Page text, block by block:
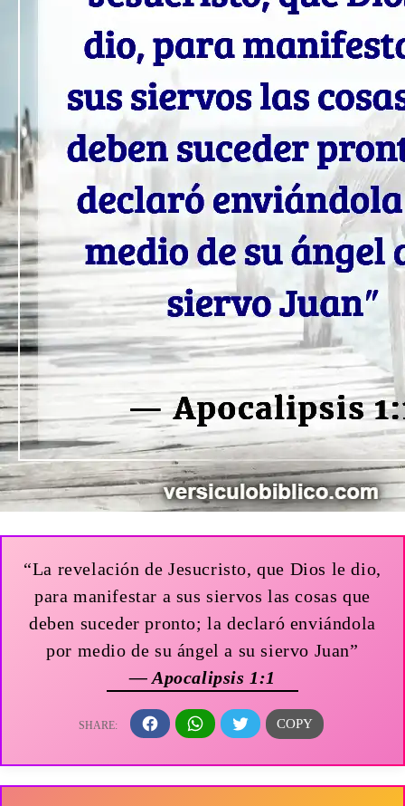
“La revelación de Jesucristo, que Dios le dio,
para manifestar a sus siervos las cosas que
deben suceder pronto; la declaró enviándola
por medio de su ángel a su siervo Juan”
— Apocalipsis 1:1